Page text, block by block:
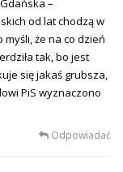
–
od lat chodzą w
że na co dzień
tak, bo jest
się jakaś grubsza,
PiS wyznaczono
Odpowiadać